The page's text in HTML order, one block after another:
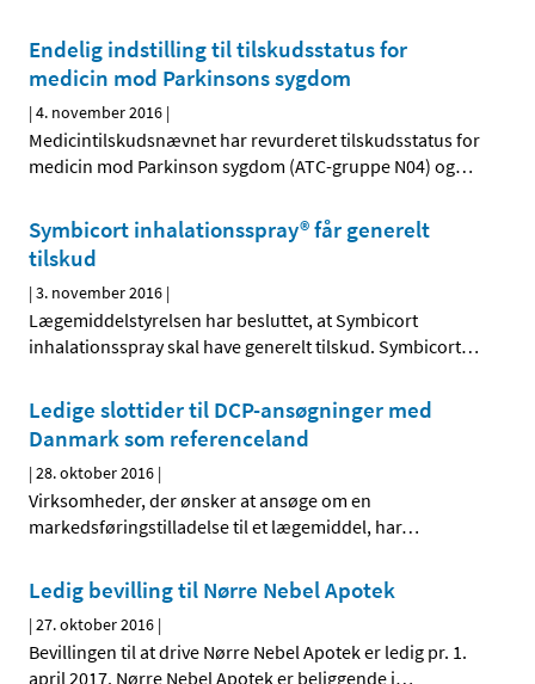
Endelig indstilling til tilskudsstatus for
medicin mod Parkinsons sygdom
|4. november 2016 |
Medicintilskudsnævnet har revurderet tilskudsstatus for
medicin mod Parkinson sygdom (ATC-gruppe N04) og…
Symbicort inhalationsspray® får generelt
tilskud
|3. november 2016 |
Lægemiddelstyrelsen har besluttet, at Symbicort
inhalationsspray skal have generelt tilskud. Symbicort…
Ledige slottider til DCP-ansøgninger med
Danmark som referenceland
|28. oktober 2016 |
Virksomheder, der ønsker at ansøge om en
markedsføringstilladelse til et lægemiddel, har…
Ledig bevilling til Nørre Nebel Apotek
|27. oktober 2016 |
Bevillingen til at drive Nørre Nebel Apotek er ledig pr. 1.
april 2017. Nørre Nebel Apotek er beliggende i…